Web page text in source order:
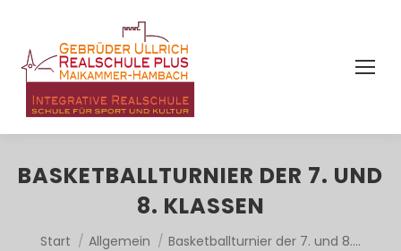
BASKETBALLTURNIER DER 7. UND
8. KLASSEN
Sie befinden sich hier:
Start Allgemein Basketballturnier der 7. und 8.…